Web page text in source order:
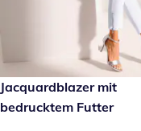
€ 169,00
Jacquardblazer mit
bedrucktem Futter